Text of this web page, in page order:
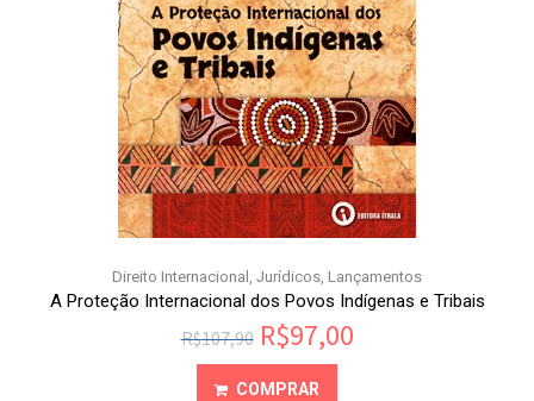
Direito Internacional , Jurídicos, Lançamentos
A Proteção Internacional dos Povos Indígenas e Tribais
R$107,90 R$97,00
COMPRAR